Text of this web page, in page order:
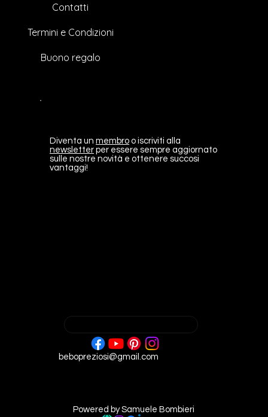
Contatti
Termini e Condizioni
Buono regalo
Diventa unmembro o iscriviti alla
newsletter per essere sempre aggiornato
sulle nostre novità e ottenere succosi
vantaggi!
bebopreziosi@gmail.com
Powered by Samuele Bombieri